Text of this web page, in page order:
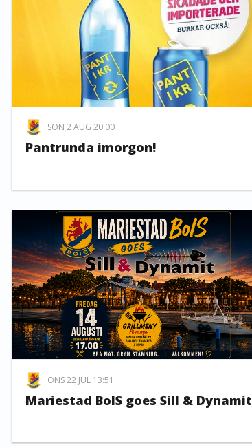
SÖN 2 AUG 20:00
Pantrunda imorgon!
ONS 22 JUL 13:51
Mariestad BoIS goes Sill & Dynamit